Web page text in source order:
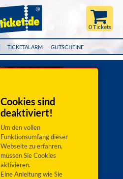
TICKETALARM GUTSCHEINE
0 Tickets
Cookies sind
deaktiviert!
Um den vollen
Funktionsumfang dieser
Webseite zu erfahren,
müssen Sie Cookies
aktivieren.
Eine Anleitung wie Sie